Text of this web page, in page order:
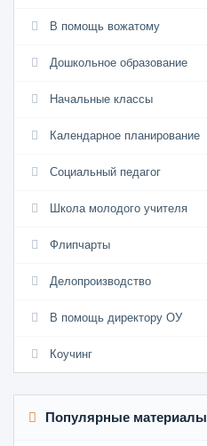
В помощь вожатому
Дошкольное образование
Начальные классы
Календарное планирование
Социальный педагог
Школа молодого учителя
Флипчарты
Делопроизводство
В помощь директору ОУ
Коучинг
Популярные материалы